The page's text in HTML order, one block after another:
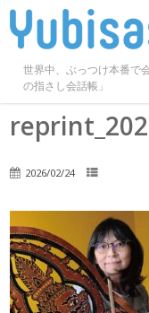
世界中、ぶっつけ本番で
の指さし会話帳」
2026/02/24